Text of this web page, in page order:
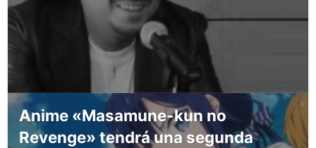
Anime «Masamune-kun no
Revenge» tendrá una segunda